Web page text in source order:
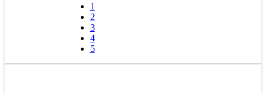
1
2
3
4
5